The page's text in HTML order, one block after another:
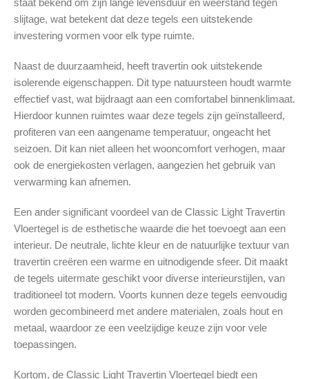
slijtage, wat betekent dat deze tegels een uitstekende
investering vormen voor elk type ruimte.
Naast de duurzaamheid, heeft travertin ook uitstekende
isolerende eigenschappen. Dit type natuursteen houdt warmte
effectief vast, wat bijdraagt aan een comfortabel binnenklimaat.
Hierdoor kunnen ruimtes waar deze tegels zijn geïnstalleerd,
profiteren van een aangename temperatuur, ongeacht het
seizoen. Dit kan niet alleen het wooncomfort verhogen, maar
ook de energiekosten verlagen, aangezien het gebruik van
verwarming kan afnemen.
Een ander significant voordeel van de Classic Light Travertin
Vloertegel is de esthetische waarde die het toevoegt aan een
interieur. De neutrale, lichte kleur en de natuurlijke textuur van
travertin creëren een warme en uitnodigende sfeer. Dit maakt
de tegels uitermate geschikt voor diverse interieurstijlen, van
traditioneel tot modern. Voorts kunnen deze tegels eenvoudig
worden gecombineerd met andere materialen, zoals hout en
metaal, waardoor ze een veelzijdige keuze zijn voor vele
toepassingen.
Kortom, de Classic Light Travertin Vloertegel biedt een